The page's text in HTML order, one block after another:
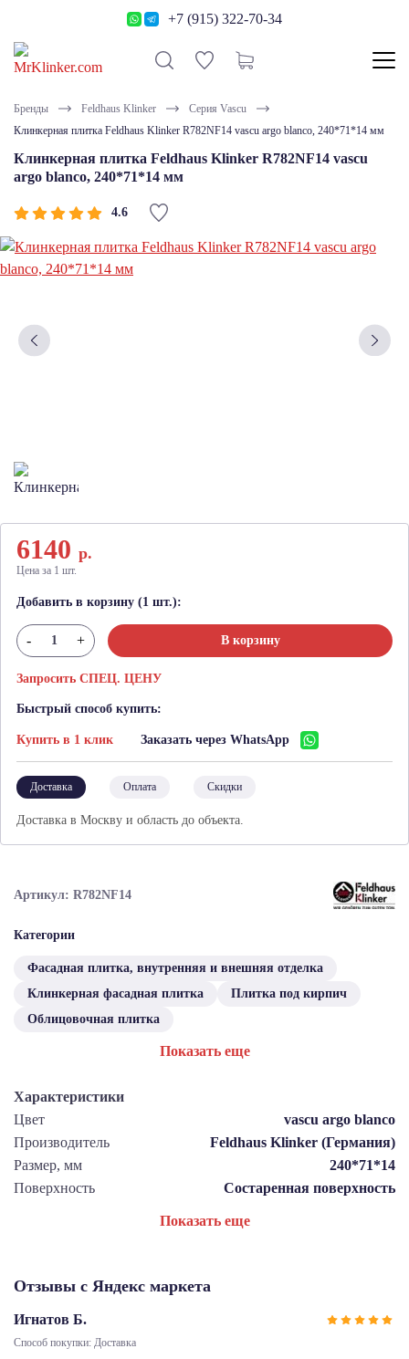
+7 (915) 322-70-34
Бренды Feldhaus Klinker
Серия Vascu
Клинкерная плитка Feldhaus Klinker R782NF14 vascu argo blanco, 240*71*14 мм
Клинкерная плитка Feldhaus Klinker R782NF14 vascu
argo blanco, 240*71*14 мм
4.6
Артикул: R782NF14
Категории
Фасадная плитка, внутренняя и внешняя отделка
Клинкерная фасадная плитка
Плитка под кирпич
Облицовочная плитка
Показать еще
Характеристики
Цвет
vascu argo blanco
Производитель
Feldhaus Klinker (Германия)
Размер, мм
240*71*14
Поверхность
Состаренная поверхность
Показать еще
6140 р.
Цена за 1 шт.
Добавить в корзину (1 шт.):
- + В корзину
Запросить СПЕЦ. ЦЕНУ
Быстрый способ купить:
Купить в 1 клик Заказать через WhatsApp
Доставка Оплата Скидки
Доставка в Москву и область до объекта.
Отзывы с Яндекс маркета
Игнатов Б.
Способ покупки: Доставка